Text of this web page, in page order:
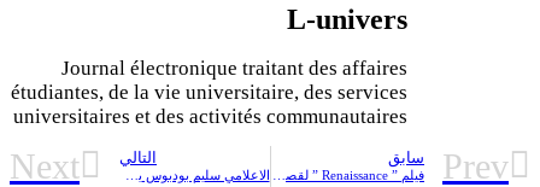
L-univers
Journal électronique traitant des affaires
étudiantes, de la vie universitaire, des services
universitaires et des activités communautaires
Prev سابق التالي Next